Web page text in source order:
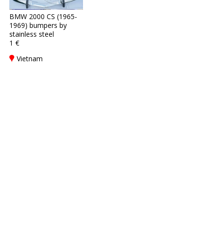
BMW 2000 CS (1965-
1969) bumpers by
stainless steel
1 €
Vietnam